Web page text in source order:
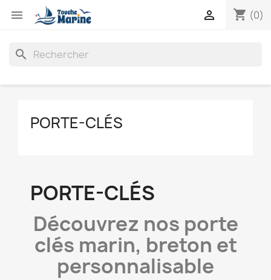
 shopping_cart (0)

search
PORTE-CLÉS
PORTE-CLÉS
Découvrez nos porte
clés marin, breton et
personnalisable